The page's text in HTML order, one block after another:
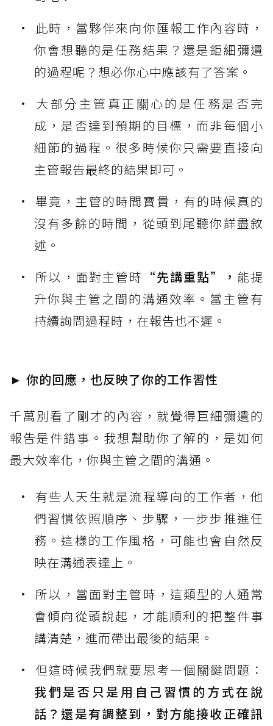
此時，當夥伴來向你匯報工作內容時，
你會想聽的是任務結果？還是鉅細彌遺
的過程呢？想必你心中應該有了答案。
大部分主管真正關心的是任務是否完
成，是否達到預期的目標，而非每個小
細節的過程。很多時候你只需要直接向
主管報告最終的結果即可。
畢竟，主管的時間寶貴，有的時候真的
沒有多餘的時間，從頭到尾聽你詳盡敘
述。
所以，面對主管時 “先講重點”， 能提
升你與主管之間的溝通效率。當主管有
持續詢問過程時，在報告也不遲。
► 你的回應，也反映了你的工作習性
千萬別看了剛才的內容，就覺得巨細彌遺的
報告是件錯事。我想幫助你了解的，是如何
最大效率化，你與主管之間的溝通。
有些人天生就是流程導向的工作者，他
們習慣依照順序、步驟，一步步推進任
務。這樣的工作風格，可能也會自然反
映在溝通表達上。
所以，當面對主管時，這類型的人通常
會傾向從頭說起，才能順利的把整件事
講清楚，進而帶出最後的結果。
但這時候我們就要思考一個關鍵問題：
我們是否只是用自己習慣的方式在說
話？還是有調整到，對方能接收正確訊